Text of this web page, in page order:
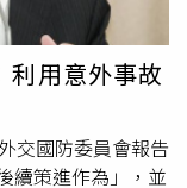
大陸進行不必要
室則認為：「人
能動武，而國安單
同責任。賴清德
會與全球的民主國
國際秩序，以實力
生活。也感謝參
的和平與繁榮削
」。與烏克蘭不同
全面入侵視為可
防禦依賴美國
非常薄弱。國安議
緣政治的威脅並不
用意外事故
交國防委員會報告
續策進作為」，並